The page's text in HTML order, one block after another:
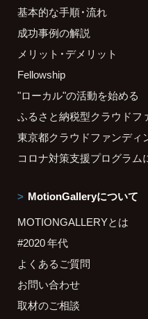
基本的な手順・流れ
成功事例の解説
メリット・デメリット
Fellowship
"ローカル"の活動を始める
ふるさと納税型クラウドフ
東京都クラウドファンディ
コロナ対策支援プログラム
MotionGalleryについて
MOTIONGALLERYとは
#2020 年代
よくあるご質問
お問い合わせ
取材のご相談